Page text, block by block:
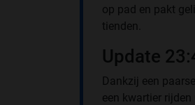
op pad en pakt
tienden.
Update
Dankzij een
een kwartier rijden